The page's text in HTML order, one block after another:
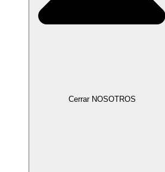
Cerrar NOSOTROS